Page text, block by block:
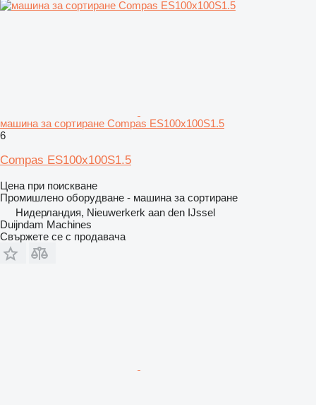
машина за сортиране Compas ES100x100S1.5
6
Compas ES100x100S1.5
Цена при поискване
Промишлено оборудване - машина за сортиране
Нидерландия, Nieuwerkerk aan den IJssel
Duijndam Machines
Свържете се с продавача